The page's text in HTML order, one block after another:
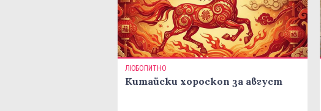
ЛЮБОПИТНО
Китайски хороскоп за август